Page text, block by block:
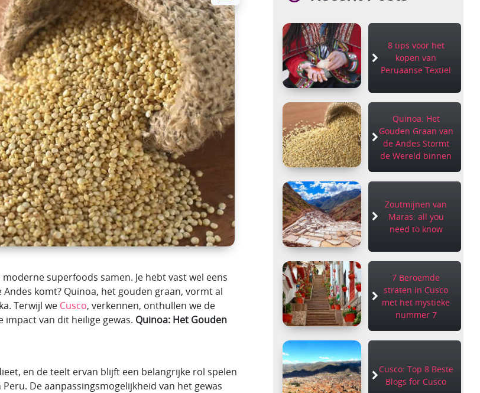
superfoods samen. Je hebt vast wel eens
komt? Quinoa, het gouden graan, vormt al
Terwijl we Cusco, verkennen, onthullen we de
van dit heilige gewas. Quinoa: Het Gouden
en de teelt ervan blijft een belangrijke rol spelen
De aanpassingsmogelijkheid van het gewas
8 tips voor het
kopen van
Peruaanse Textiel
Quinoa: Het
Gouden Graan van
de Andes Stormt
de Wereld binnen
Zoutmijnen van
Maras: all you
need to know
7 Beroemde
straten in Cusco
met het mystieke
nummer 7
Cusco: Top 8 Beste
Blogs for Cusco